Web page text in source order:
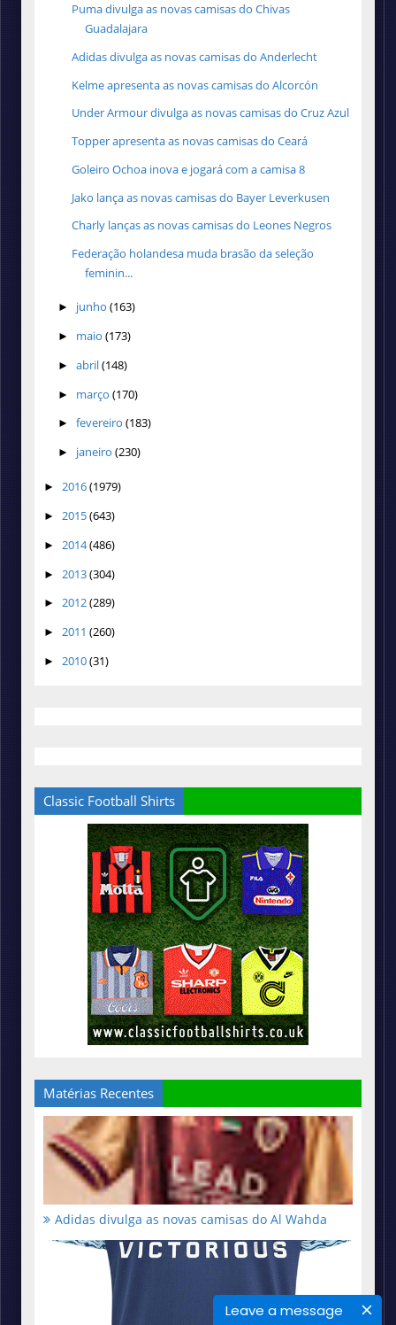
Leave a message
Puma divulga as novas camisas do Chivas
Guadalajara
Adidas divulga as novas camisas do Anderlecht
Kelme apresenta as novas camisas do Alcorcón
Under Armour divulga as novas camisas do Cruz Azul
Topper apresenta as novas camisas do Ceará
Goleiro Ochoa inova e jogará com a camisa 8
Jako lança as novas camisas do Bayer Leverkusen
Charly lanças as novas camisas do Leones Negros
Federação holandesa muda brasão da seleção
feminin...
► junho (163)
► maio (173)
► abril(148)
► março (170)
► fevereiro (183)
► janeiro (230)
► 2016(1979)
► 2015(643)
► 2014(486)
► 2013(304)
► 2012(289)
► 2011 (260)
► 2010(31)
Classic Football Shirts
Matérias Recentes
Adidas divulga as novas camisas do Al Wahda